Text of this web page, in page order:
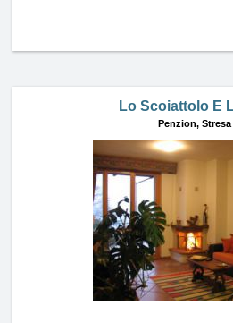
Lo Scoiattolo E
Penzion, Stresa